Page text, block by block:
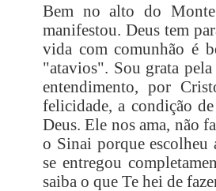
Bem no alto do
manifestou. Deus tem
vida com comunhão é
"atavios". Sou grata
entendimento, por
felicidade, a condição
Deus. Ele nos ama, não
o Sinai porque escolheu
se entregou
saiba o que Te hei de